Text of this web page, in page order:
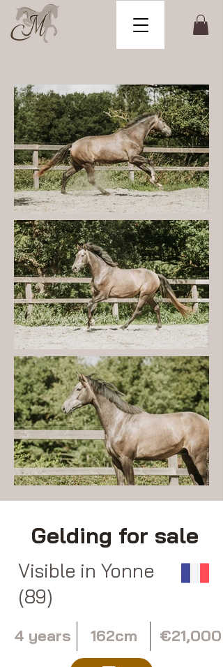
Gelding for sale
Visible in Yonne
(89)
4 years 162cm €21,000